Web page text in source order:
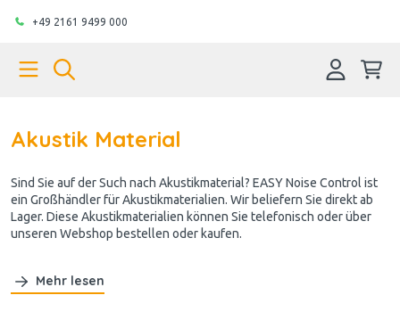
+49 2161 9499 000
Akustik Material
Sind Sie auf der Such nach Akustikmaterial? EASY Noise Control ist
ein Großhändler für Akustikmaterialien. Wir beliefern Sie direkt ab
Lager. Diese Akustikmaterialien können Sie telefonisch oder über
unseren Webshop bestellen oder kaufen.
Mehr lesen